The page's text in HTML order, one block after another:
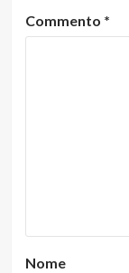
Commento *
Nome